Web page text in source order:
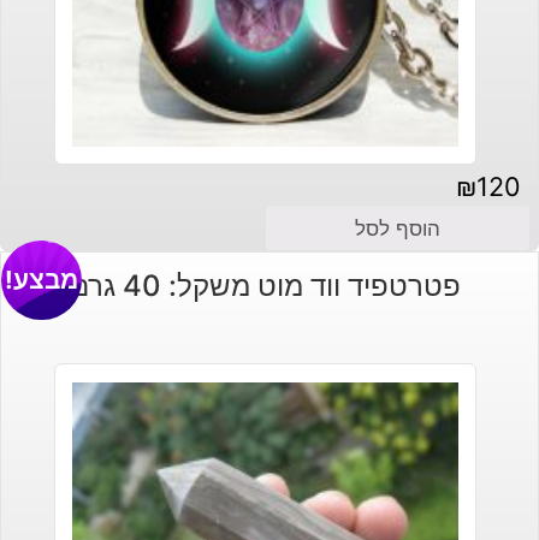
₪120
הוסף לסל
פטרטפיד ווד מוט משקל: 40 גרם מבצע!